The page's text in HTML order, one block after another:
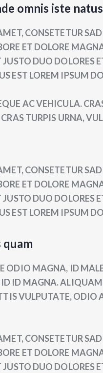
omnis iste
CONSETETUR
ET DOLORE
DUO DOLORES
EST LOREM IPSUM
AC VEHICULA.
TURPIS URNA,
CONSETETUR
ET DOLORE
DUO DOLORES
EST LOREM IPSUM
ODIO MAGNA, ID
ID MAGNA.
VULPUTATE, ODIO
CONSETETUR
ET DOLORE
DUO DOLORES